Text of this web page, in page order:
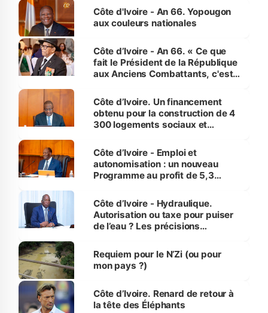
l'Etat de droit pour préserver les
vies humaines »
Côte d'Ivoire - An 66. Yopougon
aux couleurs nationales
Côte d’Ivoire - An 66. « Ce que
fait le Président de la République
aux Anciens Combattants, c'est
Côte d’Ivoire. Un financement
obtenu pour la construction de 4
300 logements sociaux et
et Yamoussoukro
Côte d’Ivoire - Emploi et
autonomisation : un nouveau
Programme au profit de 5,3
Côte d’Ivoire - Hydraulique.
Autorisation ou taxe pour puiser
de l’eau ? Les précisions
Requiem pour le N’Zi (ou pour
mon pays ?)
Côte d’Ivoire. Renard de retour à
la tête des Éléphants